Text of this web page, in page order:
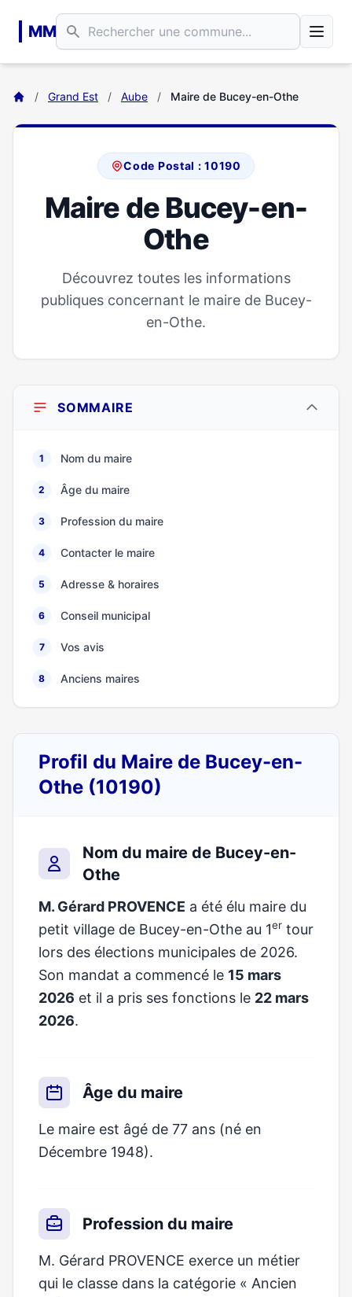
MM
/ Grand Est / Aube / Maire de Bucey-en-Othe
Code Postal : 10190
Maire de Bucey-en-
Othe
Découvrez toutes les informations
publiques concernant le maire de Bucey-
en-Othe.
SOMMAIRE
1 Nom du maire
2 Âge du maire
3 Profession du maire
4 Contacter le maire
5 Adresse & horaires
6 Conseil municipal
7 Vos avis
8 Anciens maires
Profil du Maire de Bucey-en-
Othe (10190)
Nom du maire de Bucey-en-
Othe
M. Gérard PROVENCE a été élu maire du
petit village de Bucey-en-Othe au 1er tour
lors des élections municipales de 2026.
Son mandat a commencé le 15 mars
2026 et il a pris ses fonctions le 22 mars
2026.
Âge du maire
Le maire est âgé de 77 ans (né en
Décembre 1948).
Profession du maire
M. Gérard PROVENCE exerce un métier
qui le classe dans la catégorie « Ancien